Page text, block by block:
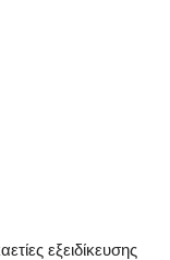
εξειδίκευσης